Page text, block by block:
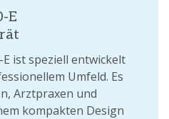
E
ist speziell entwickelt
Umfeld. Es
Arztpraxen und
kompakten Design